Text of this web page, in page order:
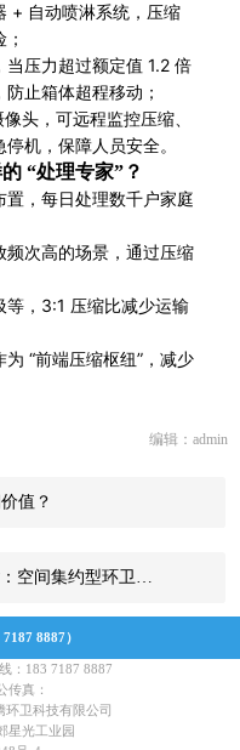
+ 自动喷淋系统，压缩
压力超过额定值 1.2 倍
止箱体超程移动；
头，可远程监控压缩、
机，保障人员安全。
“处理专家”？
，每日处理数千户家庭
次高的场景，通过压缩
等，3:1 压缩比减少运输
“前端压缩枢纽”，减少
编辑：admin
值？
空间集约型环卫…
8887）
183 7187 8887
真：
环卫科技有限公司
星光工业园